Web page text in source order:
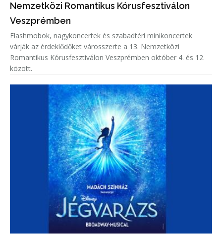
Nemzetközi Romantikus Kórusfesztiválon
Veszprémben
Flashmobok, nagykoncertek és szabadtéri minikoncertek
várják az érdeklődőket városszerte a 13. Nemzetközi
Romantikus Kórusfesztiválon Veszprémben október 4. és 12.
között.